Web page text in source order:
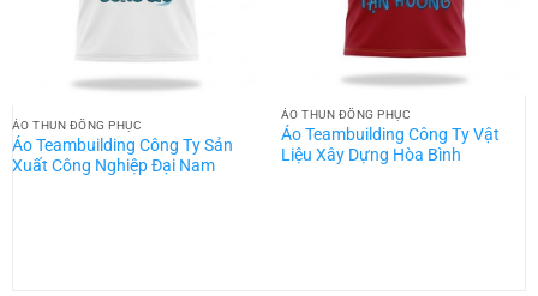
ÁO THUN ĐỒNG PHỤC
Áo Teambuilding Công Ty Sản
Xuất Công Nghiệp Đại Nam
ÁO THUN ĐỒNG PHỤC
Áo Teambuilding Công Ty Vật
Liệu Xây Dựng Hòa Bình